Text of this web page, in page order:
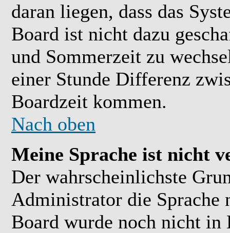
daran liegen, dass das
Board ist nicht dazu
und Sommerzeit zu
einer Stunde Differenz
Boardzeit kommen.
Nach oben
Meine Sprache ist nicht
Der wahrscheinlichste
Administrator die Sprache
Board wurde noch nicht in